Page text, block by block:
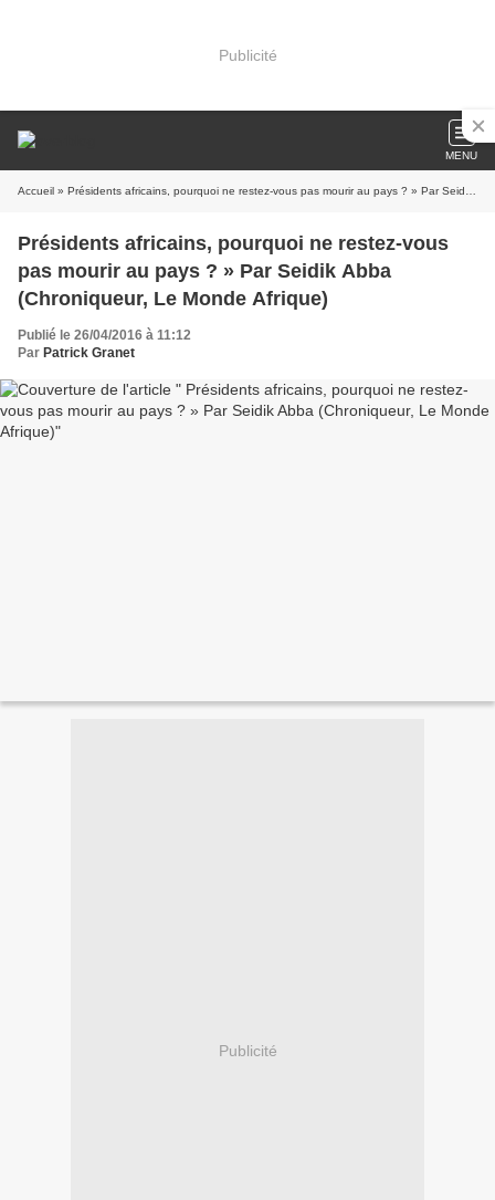
Publicité
MENU
Accueil » Présidents africains, pourquoi ne restez-vous pas mourir au pays ? » Par Seidik Abba (Chroniqueur, Le Monde Afrique)
Présidents africains, pourquoi ne restez-vous
pas mourir au pays ? » Par Seidik Abba
(Chroniqueur, Le Monde Afrique)
Publié le 26/04/2016 à 11:12
Par Patrick Granet
Publicité